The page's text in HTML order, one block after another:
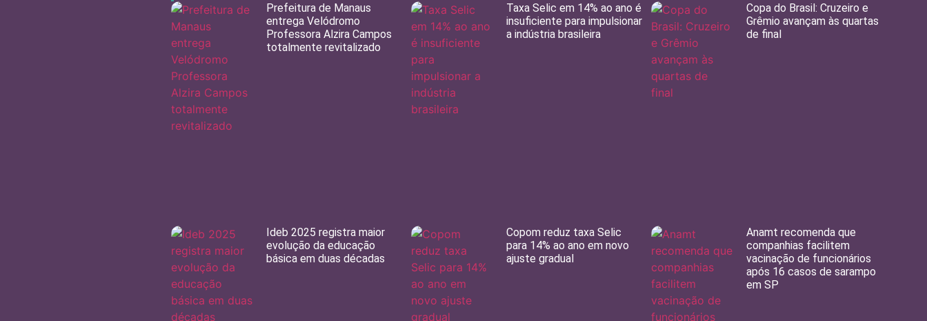
Prefeitura de Manaus
entrega Velódromo
Professora Alzira Campos
totalmente revitalizado
Taxa Selic em 14% ao ano é
insuficiente para impulsionar
a indústria brasileira
Copa do Brasil: Cruzeiro e
Grêmio avançam às quartas
de final
Ideb 2025 registra maior
evolução da educação
básica em duas décadas
Copom reduz taxa Selic
para 14% ao ano em novo
ajuste gradual
Anamt recomenda que
companhias facilitem
vacinação de funcionários
após 16 casos de sarampo
em SP